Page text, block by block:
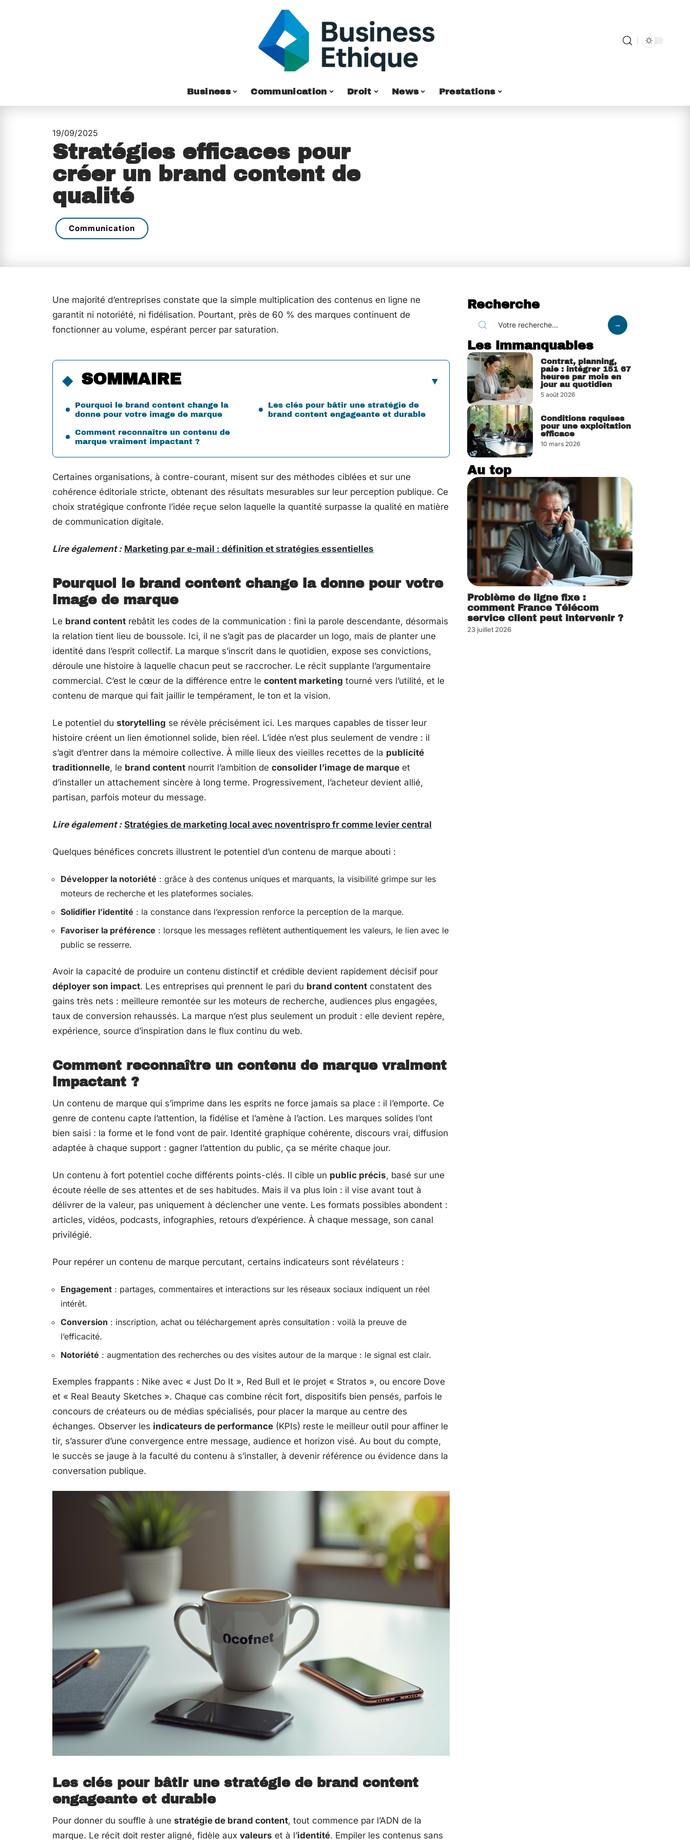
Business Communication Droit News Prestations
19/09/2025
Stratégies efficaces pour
créer un brand content de
qualité
Communication
Une majorité d’entreprises constate que la simple multiplication des contenus en ligne ne
garantit ni notoriété, ni fidélisation. Pourtant, près de 60 % des marques continuent de
fonctionner au volume, espérant percer par saturation.
SOMMAIRE
Pourquoi le brand content change la
donne pour votre image de marque
Comment reconnaître un contenu de
marque vraiment impactant ?
Les clés pour bâtir une stratégie de
brand content engageante et durable
Certaines organisations, à contre-courant, misent sur des méthodes ciblées et sur une
cohérence éditoriale stricte, obtenant des résultats mesurables sur leur perception publique. Ce
choix stratégique confronte l’idée reçue selon laquelle la quantité surpasse la qualité en matière
de communication digitale.
Lire également : Marketing par e-mail : définition et stratégies essentielles
Pourquoi le brand content change la donne pour votre
image de marque
Le brand content rebâtit les codes de la communication : fini la parole descendante, désormais
la relation tient lieu de boussole. Ici, il ne s’agit pas de placarder un logo, mais de planter une
identité dans l’esprit collectif. La marque s’inscrit dans le quotidien, expose ses convictions,
déroule une histoire à laquelle chacun peut se raccrocher. Le récit supplante l’argumentaire
commercial. C’est le cœur de la différence entre le content marketing tourné vers l’utilité, et le
contenu de marque qui fait jaillir le tempérament, le ton et la vision.
Le potentiel du storytelling se révèle précisément ici. Les marques capables de tisser leur
histoire créent un lien émotionnel solide, bien réel. L’idée n’est plus seulement de vendre : il
s’agit d’entrer dans la mémoire collective. À mille lieux des vieilles recettes de la publicité
traditionnelle, le brand content nourrit l’ambition de consolider l’image de marque et
d’installer un attachement sincère à long terme. Progressivement, l’acheteur devient allié,
partisan, parfois moteur du message.
Lire également : Stratégies de marketing local avec noventrispro fr comme levier central
Quelques bénéfices concrets illustrent le potentiel d’un contenu de marque abouti :
Développer la notoriété : grâce à des contenus uniques et marquants, la visibilité grimpe sur les
moteurs de recherche et les plateformes sociales.
Solidifier l’identité : la constance dans l’expression renforce la perception de la marque.
Favoriser la préférence : lorsque les messages reflètent authentiquement les valeurs, le lien avec le
public se resserre.
Avoir la capacité de produire un contenu distinctif et crédible devient rapidement décisif pour
déployer son impact. Les entreprises qui prennent le pari du brand content constatent des
gains très nets : meilleure remontée sur les moteurs de recherche, audiences plus engagées,
taux de conversion rehaussés. La marque n’est plus seulement un produit : elle devient repère,
expérience, source d’inspiration dans le flux continu du web.
Comment reconnaître un contenu de marque vraiment
impactant ?
Un contenu de marque qui s’imprime dans les esprits ne force jamais sa place : il l’emporte. Ce
genre de contenu capte l’attention, la fidélise et l’amène à l’action. Les marques solides l’ont
bien saisi : la forme et le fond vont de pair. Identité graphique cohérente, discours vrai, diffusion
adaptée à chaque support : gagner l’attention du public, ça se mérite chaque jour.
Un contenu à fort potentiel coche différents points-clés. Il cible un public précis, basé sur une
écoute réelle de ses attentes et de ses habitudes. Mais il va plus loin : il vise avant tout à
délivrer de la valeur, pas uniquement à déclencher une vente. Les formats possibles abondent :
articles, vidéos, podcasts, infographies, retours d’expérience. À chaque message, son canal
privilégié.
Pour repérer un contenu de marque percutant, certains indicateurs sont révélateurs :
Engagement : partages, commentaires et interactions sur les réseaux sociaux indiquent un réel
intérêt.
Conversion : inscription, achat ou téléchargement après consultation : voilà la preuve de
l’efficacité.
Notoriété : augmentation des recherches ou des visites autour de la marque : le signal est clair.
Exemples frappants : Nike avec « Just Do It », Red Bull et le projet « Stratos », ou encore Dove
et « Real Beauty Sketches ». Chaque cas combine récit fort, dispositifs bien pensés, parfois le
concours de créateurs ou de médias spécialisés, pour placer la marque au centre des
échanges. Observer les indicateurs de performance (KPIs) reste le meilleur outil pour affiner le
tir, s’assurer d’une convergence entre message, audience et horizon visé. Au bout du compte,
le succès se jauge à la faculté du contenu à s’installer, à devenir référence ou évidence dans la
conversation publique.
Les clés pour bâtir une stratégie de brand content
engageante et durable
Pour donner du souffle à une stratégie de brand content, tout commence par l’ADN de la
marque. Le récit doit rester aligné, fidèle aux valeurs et à l’identité. Empiler les contenus sans
Recherche
Les immanquables
Contrat, planning,
paie : intégrer 151 67
heures par mois en
jour au quotidien
5 août 2026
Conditions requises
pour une exploitation
efficace
10 mars 2026
Au top
Problème de ligne fixe :
comment France Télécom
service client peut intervenir ?
23 juillet 2026